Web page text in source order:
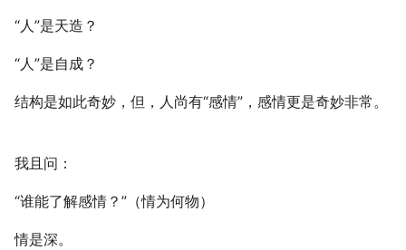
“人”是天造？
“人”是自成？
结构是如此奇妙，但，人尚有“感情”，感情更是奇妙非常。
我且问：
“谁能了解感情？”（情为何物）
情是深。